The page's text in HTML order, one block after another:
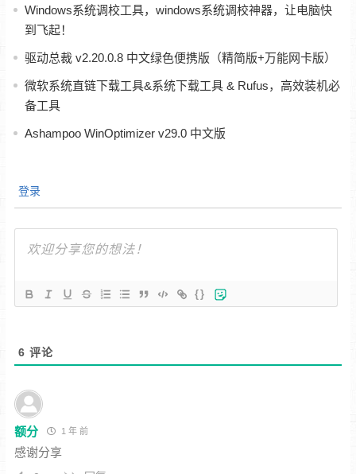
Windows系统调校工具，windows系统调校神器，让电脑快
到飞起！
驱动总裁 v2.20.0.8 中文绿色便携版（精简版+万能网卡版）
微软系统直链下载工具&系统下载工具 & Rufus，高效装机必
备工具
Ashampoo WinOptimizer v29.0 中文版
登录
{}
6 评论
额分 1 年 前
感谢分享